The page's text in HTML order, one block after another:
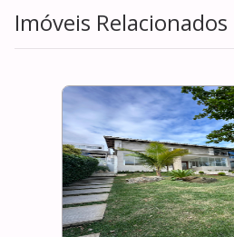
Imóveis Relacionados